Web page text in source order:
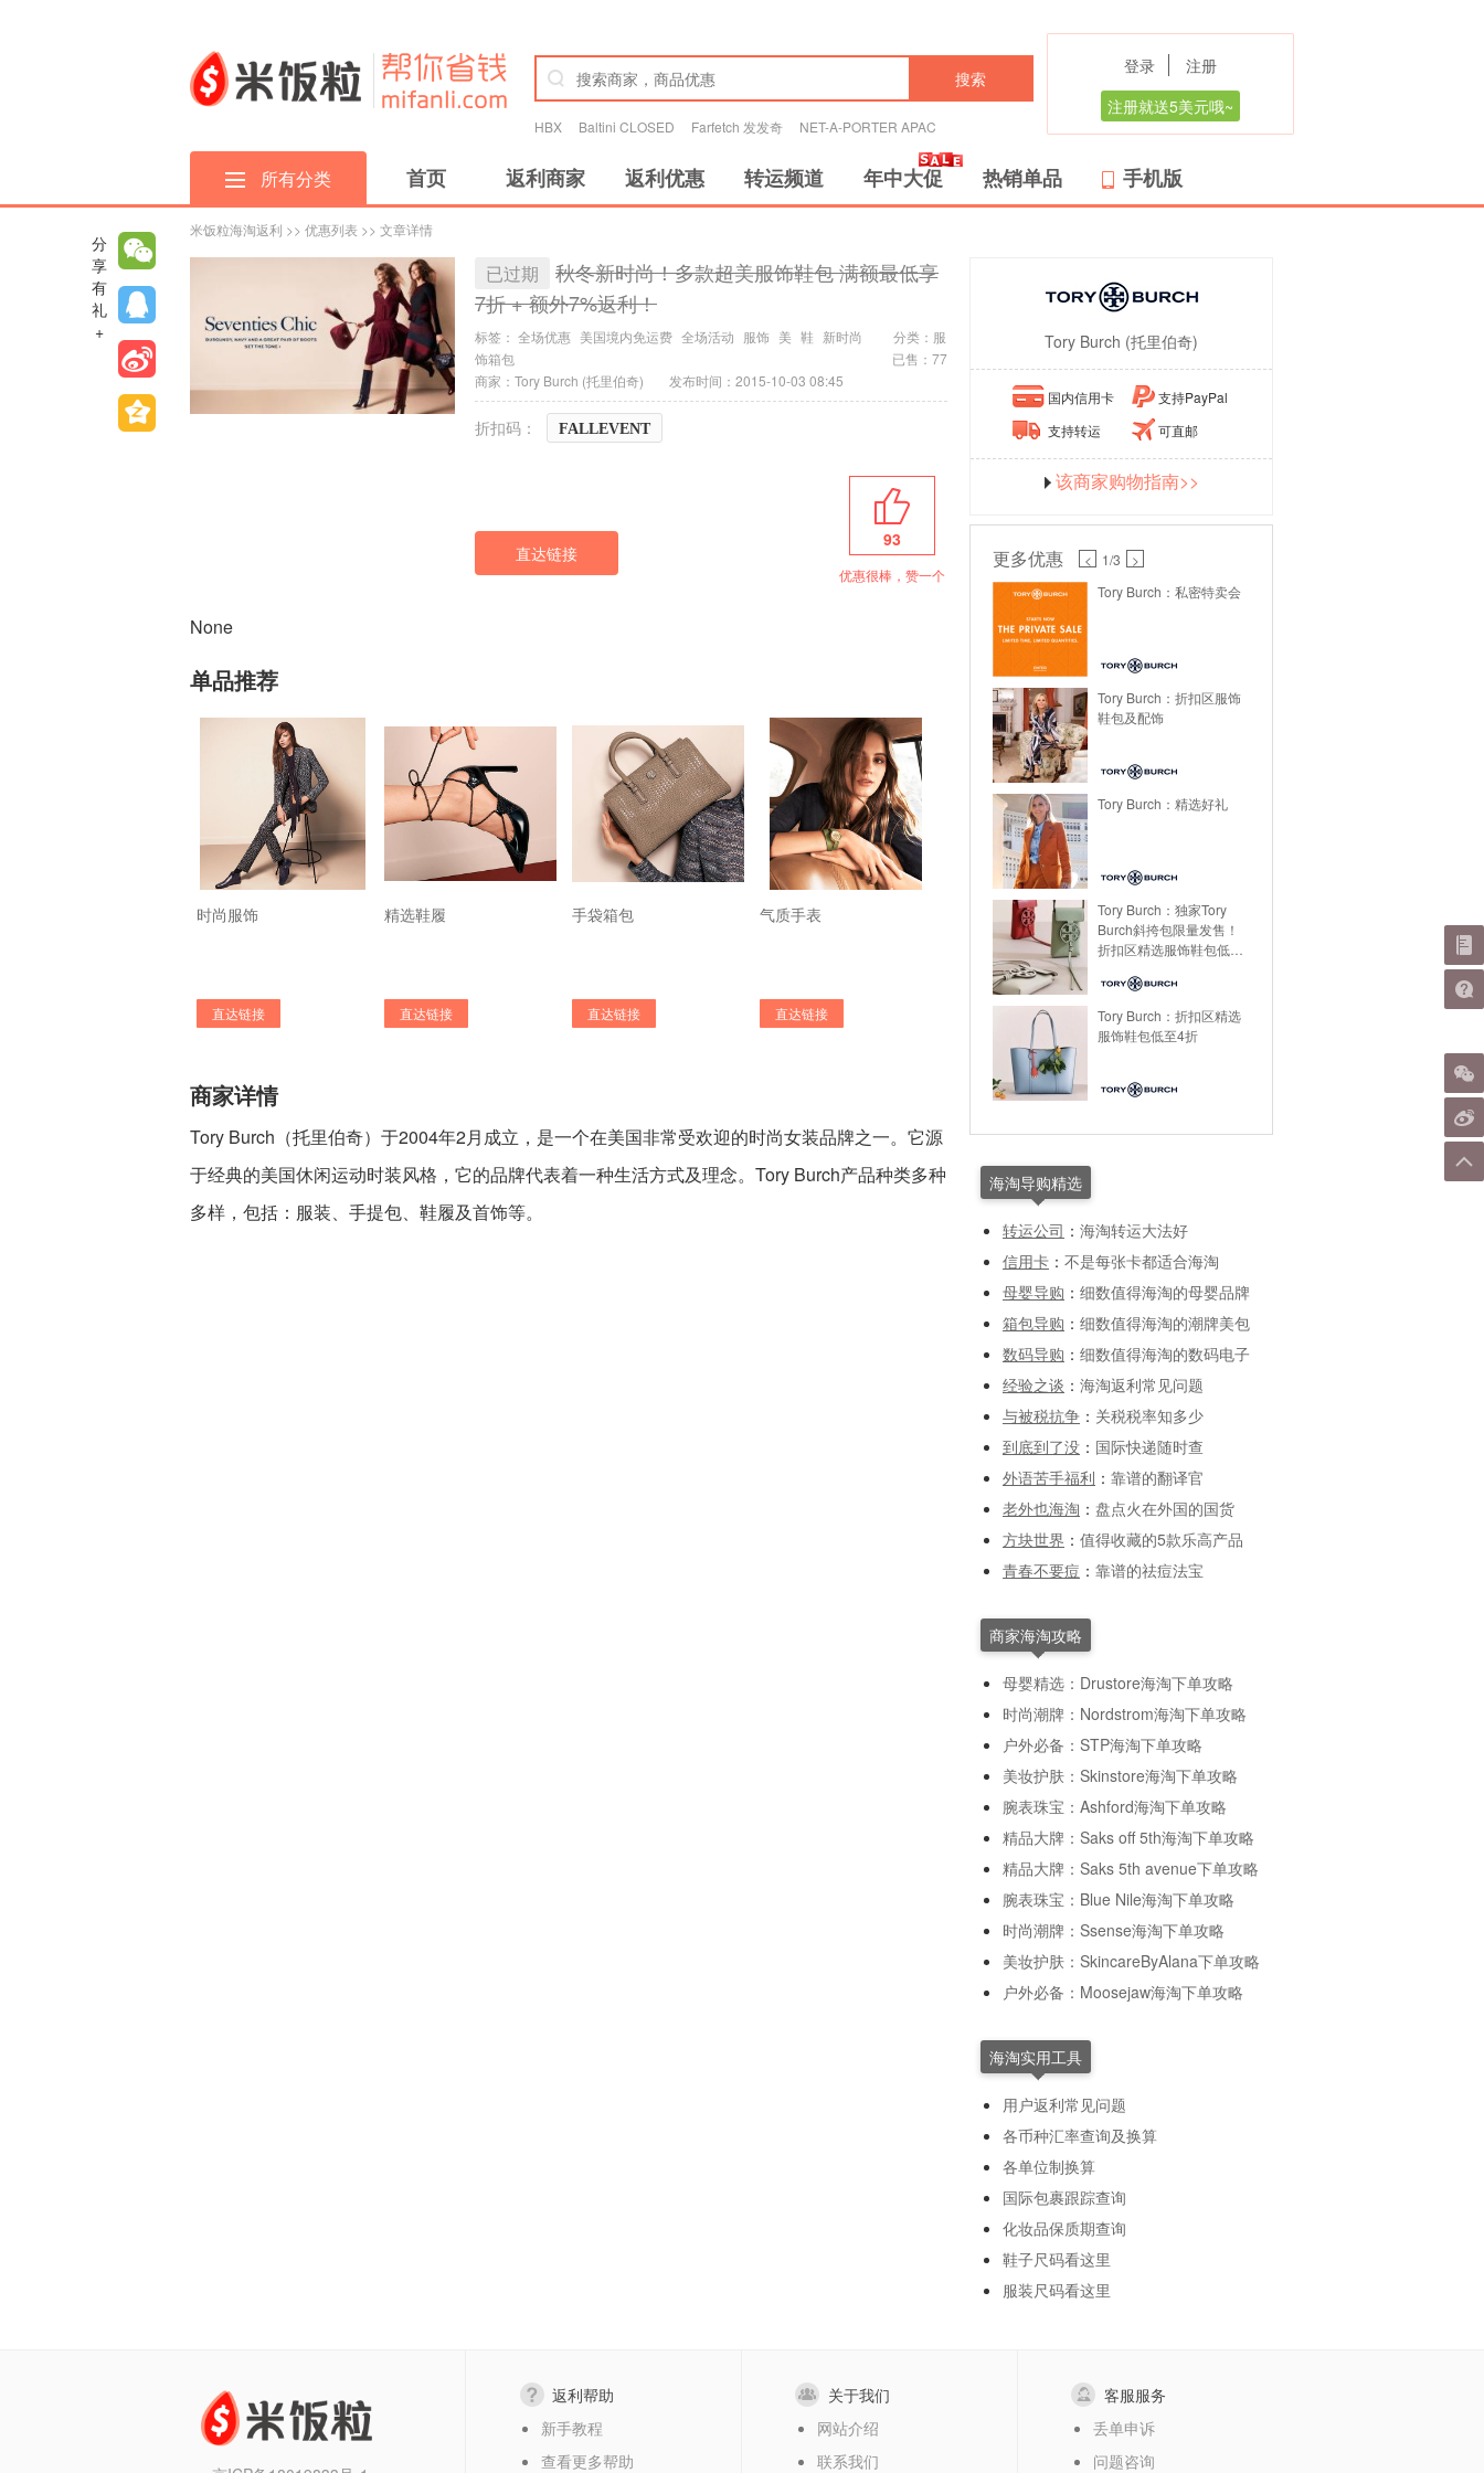
搜索
HBX Baltini CLOSED Farfetch 发发奇 NET-A-PORTER APAC
登录
注册
注册就送5美元哦~
所有分类 首页 返利商家 返利优惠 转运频道 年中大促 热销单品 手机版
米饭粒海淘返利 >> 优惠列表 >> 文章详情
已过期
秋冬新时尚！多款超美服饰鞋包 满额最低享
7折 + 额外7%返利！
标签： 全场优惠 美国境内免运费 全场活动 服饰 美 鞋 新时尚 分类： 服
饰箱包
已售：77
商家：Tory Burch (托里伯奇)
发布时间：2015-10-03 08:45
折扣码： FALLEVENT
直达链接
93
优惠很棒，赞一个
None
单品推荐
时尚服饰
直达链接
精选鞋履
直达链接
手袋箱包
直达链接
气质手表
直达链接
商家详情
Tory Burch（托里伯奇）于2004年2月成立，是一个在美国非常受欢迎的时尚女装品牌之一。它源
于经典的美国休闲运动时装风格，它的品牌代表着一种生活方式及理念。Tory Burch产品种类多种
多样，包括：服装、手提包、鞋履及首饰等。
Tory Burch (托里伯奇)
国内信用卡
支持PayPal
支持转运
可直邮
该商家购物指南>>
更多优惠 < 1/3
>
Tory Burch：私密特卖会
Tory Burch：折扣区服饰
鞋包及配饰
Tory Burch：精选好礼
Tory Burch：独家Tory
Burch斜挎包限量发售！
折扣区精选服饰鞋包低至
Tory Burch：折扣区精选
服饰鞋包低至4折
海淘导购精选
转运公司 ： 海淘转运大法好
信用卡 ： 不是每张卡都适合海淘
母婴导购 ： 细数值得海淘的母婴品牌
箱包导购 ： 细数值得海淘的潮牌美包
数码导购 ： 细数值得海淘的数码电子
经验之谈 ： 海淘返利常见问题
与被税抗争 ： 关税税率知多少
到底到了没 ： 国际快递随时查
外语苦手福利 ： 靠谱的翻译官
老外也海淘 ： 盘点火在外国的国货
方块世界 ： 值得收藏的5款乐高产品
青春不要痘 ： 靠谱的祛痘法宝
商家海淘攻略
母婴精选：Drustore海淘下单攻略
时尚潮牌：Nordstrom海淘下单攻略
户外必备：STP海淘下单攻略
美妆护肤：Skinstore海淘下单攻略
腕表珠宝：Ashford海淘下单攻略
精品大牌：Saks off 5th海淘下单攻略
精品大牌：Saks 5th avenue下单攻略
腕表珠宝：Blue Nile海淘下单攻略
时尚潮牌：Ssense海淘下单攻略
美妆护肤：SkincareByAlana下单攻略
户外必备：Moosejaw海淘下单攻略
海淘实用工具
用户返利常见问题
各币种汇率查询及换算
各单位制换算
国际包裹跟踪查询
化妆品保质期查询
鞋子尺码看这里
服装尺码看这里
分
享
有
礼
+
返利帮助
新手教程
查看更多帮助
关于我们
网站介绍
联系我们
客服服务
丢单申诉
问题咨询